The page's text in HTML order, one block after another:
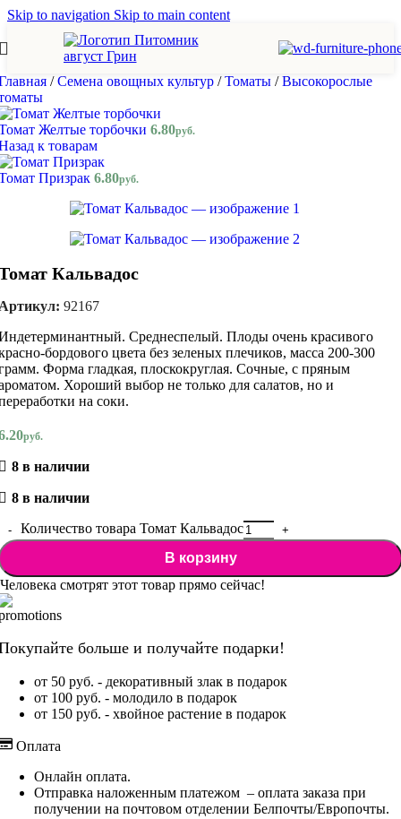
Skip to navigation Skip to main content
/ Семена овощных культур / Томаты / Высокорослые
Желтые торбочки 6.80руб.
к товарам
Призрак 6.80руб.
Кальвадос
92167
Среднеспелый. Плоды очень красивого
бордового цвета без зеленых плечиков, масса 200-300
Форма гладкая, плоскокруглая. Сочные, с пряным
Хороший выбор не только для салатов, но и
на соки.
руб.
8 в наличии
8 в наличии
Количество товара Томат Кальвадос
В корзину
Человека смотрят этот товар прямо сейчас!
больше и получайте подарки!
от 50 руб. - декоративный злак в подарок
от 100 руб. - молодило в подарок
от 150 руб. - хвойное растение в подарок
Оплата
Онлайн оплата.
Отправка наложенным платежом – оплата заказа при
получении на почтовом отделении Белпочты/Европочты.